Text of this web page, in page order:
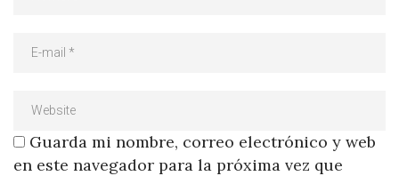
Guarda mi nombre, correo electrónico y web
en este navegador para la próxima vez que